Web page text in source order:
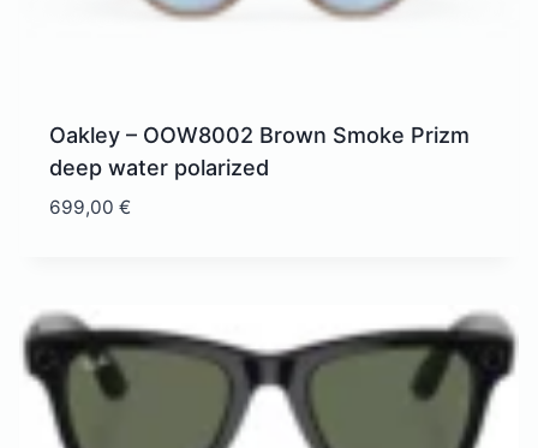
Oakley – OOW8002 Brown Smoke Prizm
deep water polarized
699,00€